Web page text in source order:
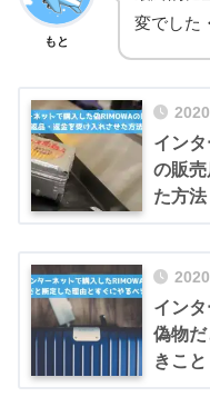
もと
変でした
イン
の販
た方法
イン
偽物
きこと